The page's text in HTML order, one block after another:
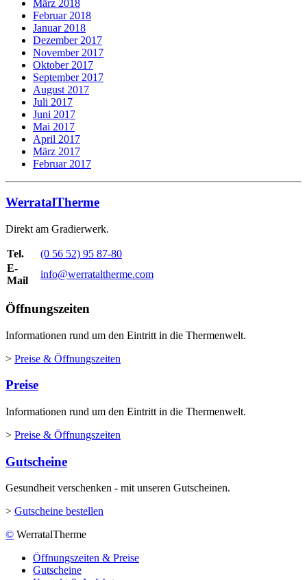
März 2018
Februar 2018
Januar 2018
Dezember 2017
November 2017
Oktober 2017
September 2017
August 2017
Juli 2017
Juni 2017
Mai 2017
April 2017
März 2017
Februar 2017
WerratalTherme
Direkt am Gradierwerk.
Tel.
(0 56 52) 95 87-80
E-
Mail
info@werrataltherme.com
Öffnungszeiten
Informationen rund um den Eintritt in die Thermenwelt.
> Preise & Öffnungszeiten
Preise
Informationen rund um den Eintritt in die Thermenwelt.
> Preise & Öffnungszeiten
Gutscheine
Gesundheit verschenken - mit unseren Gutscheinen.
> Gutscheine bestellen
© WerratalTherme
Öffnungszeiten & Preise
Gutscheine